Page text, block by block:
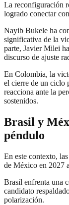
La reconfiguración
logrado conectar
Nayib Bukele ha
significativa de la
parte, Javier Milei
discurso de ajuste
En Colombia, la
el cierre de un ciclo
reacciona ante la
sostenidos.
Brasil y
péndulo
En este contexto,
de México en 2027
Brasil enfrenta una
candidato
polarización.